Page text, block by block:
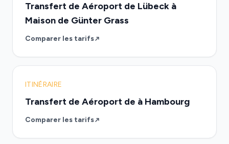
Transfert de Aéroport de Lübeck à
Maison de Günter Grass
Comparer les tarifs
ITINÉRAIRE
Transfert de Aéroport de à Hambourg
Comparer les tarifs